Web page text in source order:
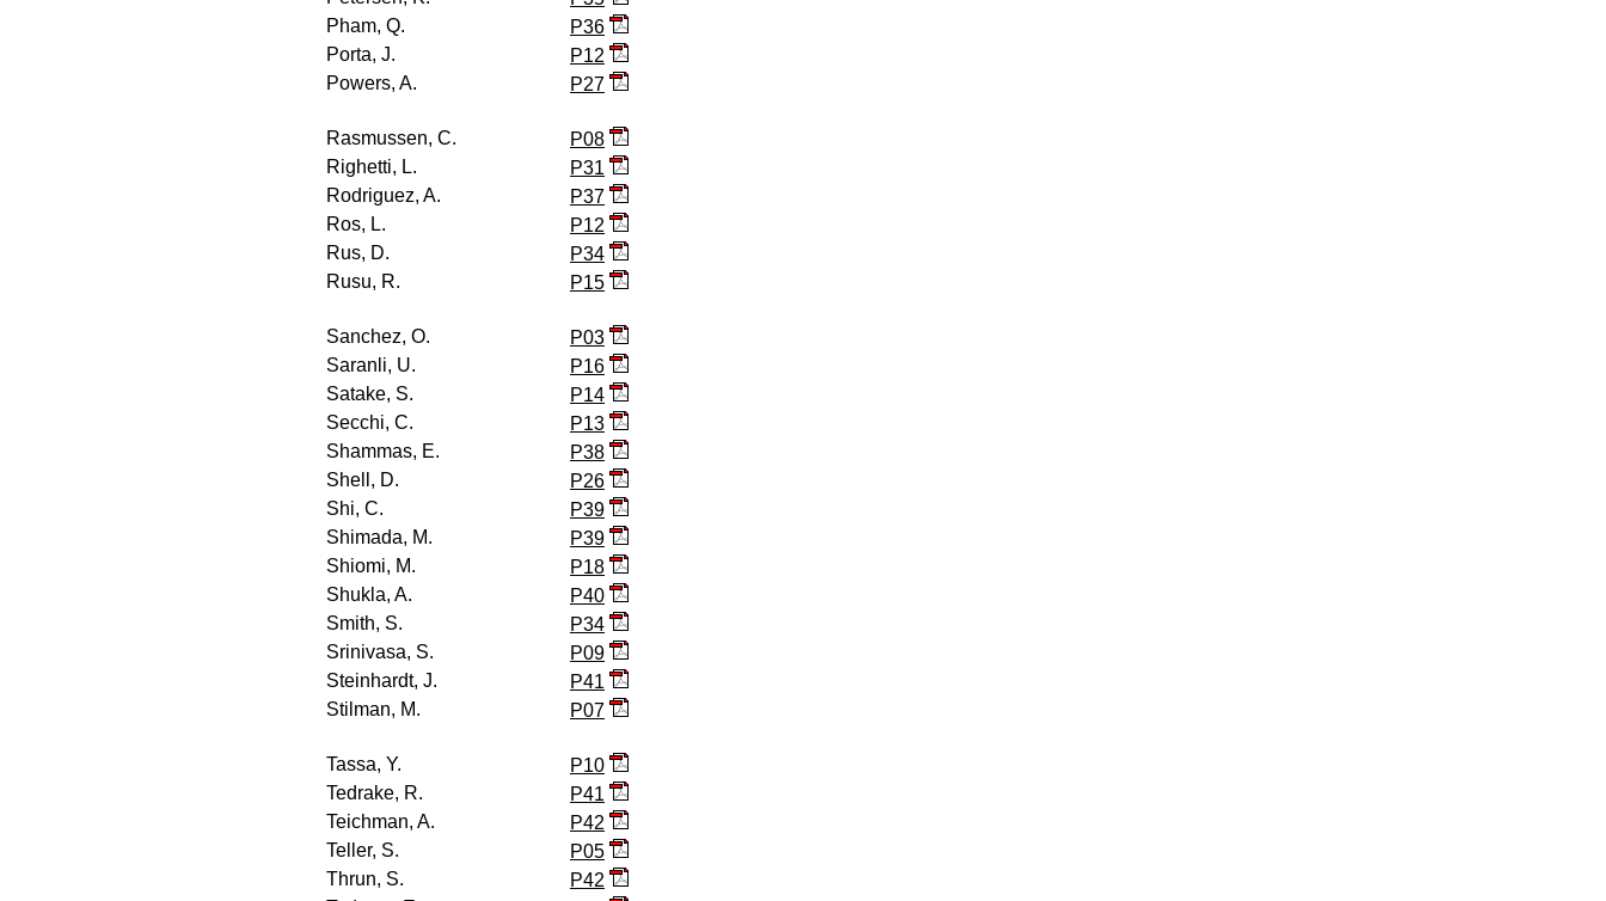
Pham, Q.
P36
Porta, J.
P12
Powers, A.
P27
Rasmussen, C.
P08
Righetti, L.
P31
Rodriguez, A.
P37
Ros, L.
P12
Rus, D.
P34
Rusu, R.
P15
Sanchez, O.
P03
Saranli, U.
P16
Satake, S.
P14
Secchi, C.
P13
Shammas, E.
P38
Shell, D.
P26
Shi, C.
P39
Shimada, M.
P39
Shiomi, M.
P18
Shukla, A.
P40
Smith, S.
P34
Srinivasa, S.
P09
Steinhardt, J.
P41
Stilman, M.
P07
Tassa, Y.
P10
Tedrake, R.
P41
Teichman, A.
P42
Teller, S.
P05
Thrun, S.
P42